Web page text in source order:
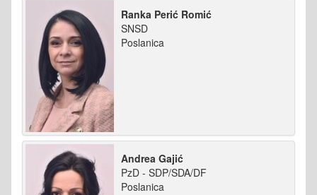
Ranka Perić Romić
SNSD
Poslanica
Andrea Gajić
PzD - SDP/SDA/DF
Poslanica